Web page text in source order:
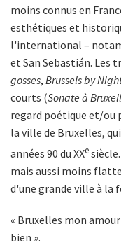
moins connus en
esthétiques et
l'international –
et San Sebastián. Les
gosses, Brussels by
courts (Sonate à
regard poétique et/ou
la ville de Bruxelles,
années 90 du XXe
mais aussi moins
d'une grande ville à la
« Bruxelles mon
bien ».